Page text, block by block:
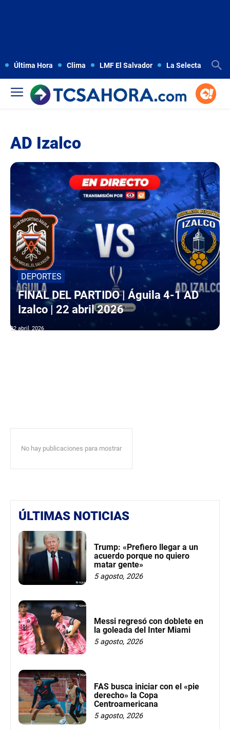
Última Hora Clima LMF El Salvador La Selecta
AD Izalco
DEPORTES
FINAL DEL PARTIDO | Águila 4-1 AD
Izalco | 22 abril 2026
22 abril, 2026
No hay publicaciones para mostrar
ÚLTIMAS NOTICIAS
Trump: «Prefiero llegar a un
acuerdo porque no quiero
matar gente»
5 agosto, 2026
Messi regresó con doblete en
la goleada del Inter Miami
5 agosto, 2026
FAS busca iniciar con el «pie
derecho» la Copa
Centroamericana
5 agosto, 2026